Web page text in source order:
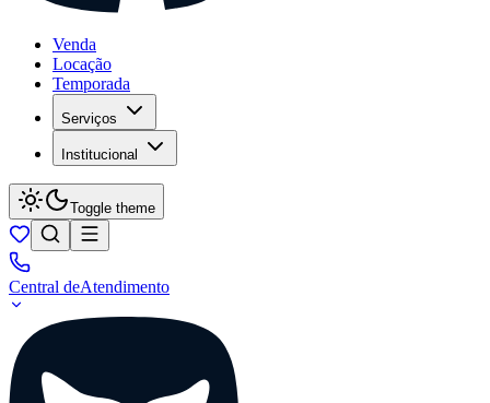
Venda
Locação
Temporada
Serviços
Institucional
Toggle theme
Central deAtendimento